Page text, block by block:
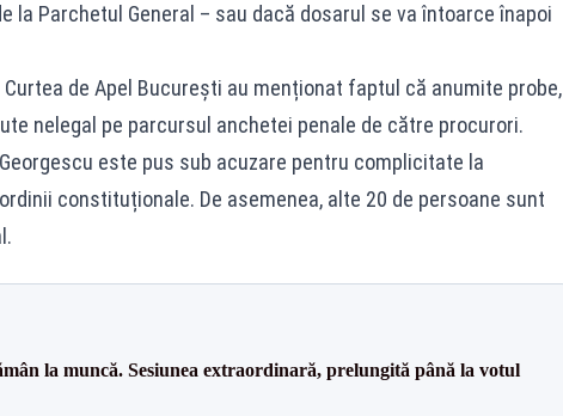
la Parchetul General – sau dacă dosarul se va întoarce înapoi
de Apel București au menționat faptul că anumite probe,
nelegal pe parcursul anchetei penale de către procurori.
este pus sub acuzare pentru complicitate la
constituționale. De asemenea, alte 20 de persoane sunt
la muncă. Sesiunea extraordinară, prelungită până la votul